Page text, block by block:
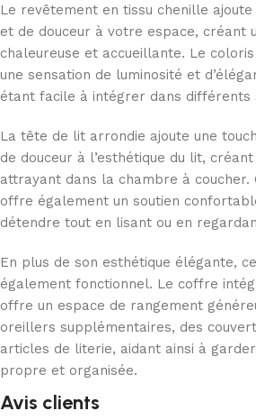
Le revêtement en tissu chenille
et de douceur à votre espace, créant
chaleureuse et accueillante. Le
une sensation de luminosité et
étant facile à intégrer dans différents
La tête de lit arrondie ajoute une
de douceur à l’esthétique du lit,
attrayant dans la chambre à
offre également un soutien
détendre tout en lisant ou en
En plus de son esthétique élégante,
également fonctionnel. Le coffre
offre un espace de rangement
oreillers supplémentaires, des
articles de literie, aidant ainsi à
propre et organisée.
Avis clients